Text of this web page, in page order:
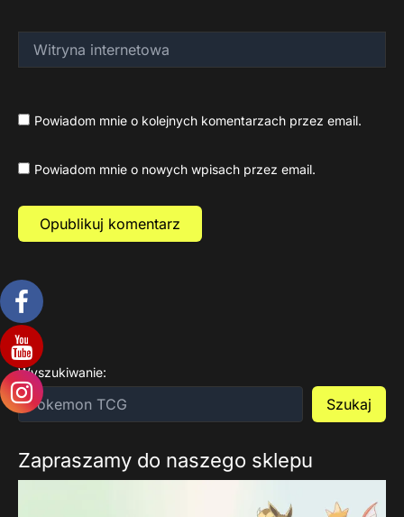
internetowa
Powiadom mnie o kolejnych komentarzach przez email.
Powiadom mnie o nowych wpisach przez email.
Wyszukiwanie:
Szukaj
Zapraszamy do naszego sklepu